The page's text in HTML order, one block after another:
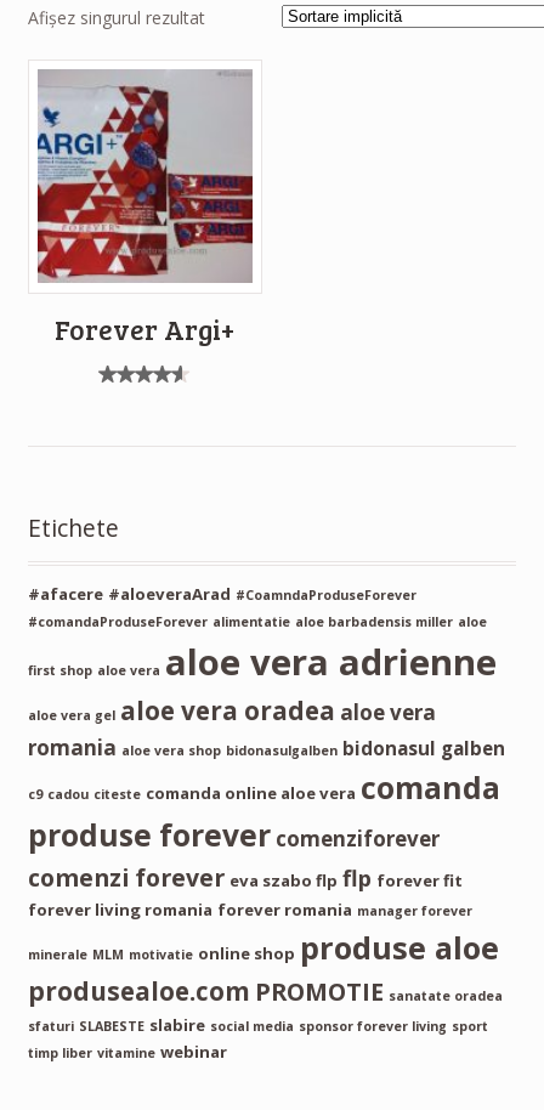
Afișez singurul rezultat
Forever Argi+
din
Etichete
#afacere #aloeveraArad #CoamndaProduseForever
#comandaProduseForever alimentatie aloe barbadensis miller aloe
first shop aloe vera aloe vera adrienne
aloe vera gel aloe vera oradea aloe vera
romania aloe vera shop bidonasulgalben bidonasul galben
c9 cadou citeste comanda online aloe vera comanda
produse forever comenziforever
comenzi forever eva szabo flp flp forever fit
forever living romania forever romania manager forever
minerale MLM motivatie online shop produse aloe
produsealoe.com PROMOTIE sanatate oradea
sfaturi SLABESTE slabire social media sponsor forever living sport
timp liber vitamine webinar